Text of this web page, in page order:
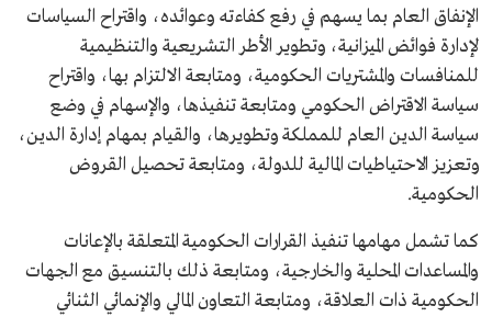
الإنفاق العام بما يسهم في رفع كفاءته وعوائده، واقتراح السياسات
لإدارة فوائض الميزانية، وتطوير الأطر التشريعية والتنظيمية
للمنافسات والمشتريات الحكومية، ومتابعة الالتزام بها، واقتراح
سياسة الاقتراض الحكومي ومتابعة تنفيذها، والإسهام في وضع
سياسة الدين العام للمملكة وتطويرها، والقيام بمهام إدارة الدين،
وتعزيز الاحتياطيات المالية للدولة، ومتابعة تحصيل القروض
الحكومية.
كما تشمل مهامها تنفيذ القرارات الحكومية المتعلقة بالإعانات
والمساعدات المحلية والخارجية، ومتابعة ذلك بالتنسيق مع الجهات
الحكومية ذات العلاقة، ومتابعة التعاون المالي والإنمائي الثنائي